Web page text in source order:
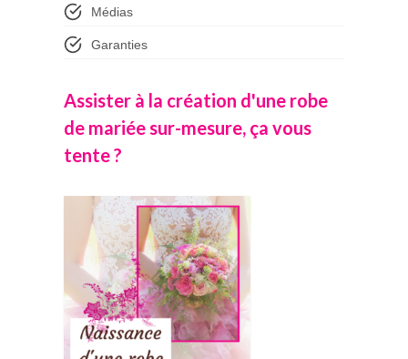
Médias
Garanties
Assister à la création d'une robe
de mariée sur-mesure, ça vous
tente ?